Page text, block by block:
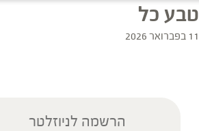
טבע כל
11 בפברואר 2026
הרשמה לניוזלטר